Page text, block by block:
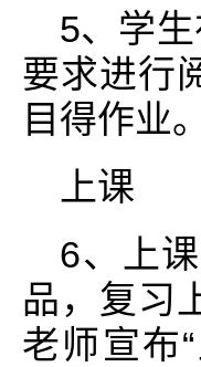
5、学
要求进行
目得作业。
上课
6、上
品，复习
老师宣布